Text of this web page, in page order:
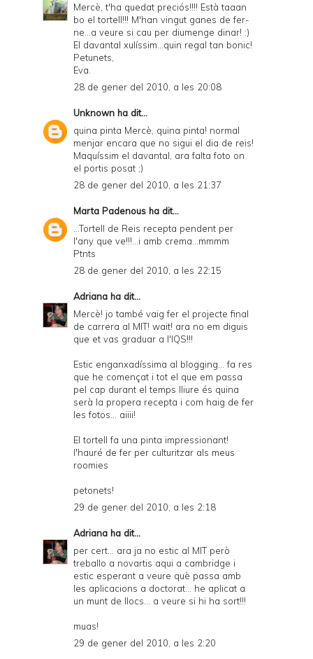
Mercè, t'ha quedat preciós!!!! Està taaan
bo el tortell!!! M'han vingut ganes de fer-
ne...a veure si cau per diumenge dinar! :)
El davantal xulíssim...quin regal tan bonic!
Petunets,
Eva.
28 de gener del 2010, a les 20:08
Unknown ha dit...
quina pinta Mercè, quina pinta! normal
menjar encara que no sigui el dia de reis!
Maquíssim el davantal, ara falta foto on
el portis posat ;)
28 de gener del 2010, a les 21:37
Marta Padenous ha dit...
...Tortell de Reis recepta pendent per
l'any que ve!!!...i amb crema...mmmm
Ptnts
28 de gener del 2010, a les 22:15
Adriana ha dit...
Mercè! jo també vaig fer el projecte final
de carrera al MIT! wait! ara no em diguis
que et vas graduar a l'IQS!!!
Estic enganxadíssima al blogging... fa res
que he començat i tot el que em passa
pel cap durant el temps lliure és quina
serà la propera recepta i com haig de fer
les fotos... aiiii!
El tortell fa una pinta impressionant!
l'hauré de fer per culturitzar als meus
roomies
petonets!
29 de gener del 2010, a les 2:18
Adriana ha dit...
per cert... ara ja no estic al MIT però
treballo a novartis aqui a cambridge i
estic esperant a veure què passa amb
les aplicacions a doctorat... he aplicat a
un munt de llocs... a veure si hi ha sort!!!
muas!
29 de gener del 2010, a les 2:20